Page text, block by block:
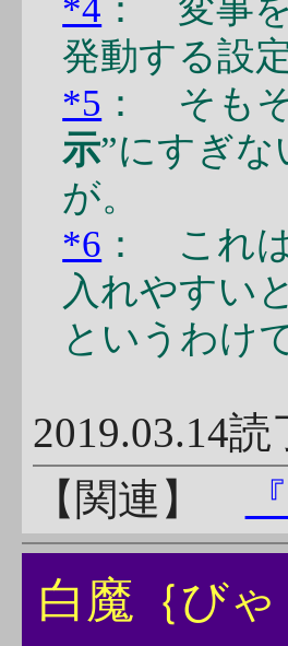
*4 ： 変事
発動する設
*5 ： そも
示”にすぎ
が。
*6 ： これ
入れやすい
というわけ
【関連】
白魔 ｛び